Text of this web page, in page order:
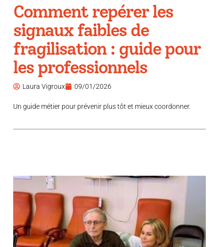
Comment repérer les
signaux faibles de
fragilisation : guide pour
les professionnels
Laura Vigroux 09/01/2026
Un guide métier pour prévenir plus tôt et mieux coordonner.